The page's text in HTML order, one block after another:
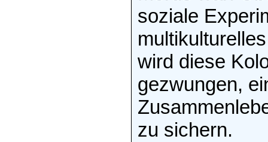
soziale
wird diese
gezwungen,
zu sichern.